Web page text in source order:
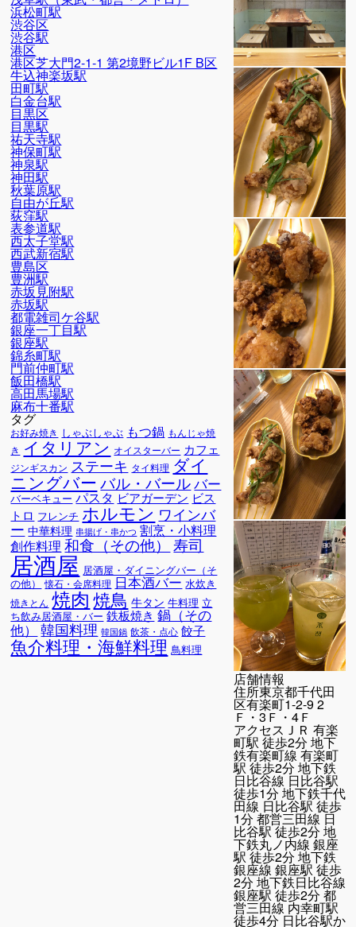
浜松町駅
渋谷区
渋谷駅
港区
港区芝大門2-1-1 第2境野ビル1F B区
牛込神楽坂駅
田町駅
白金台駅
目黒区
目黒駅
祐天寺駅
神保町駅
神泉駅
神田駅
秋葉原駅
自由が丘駅
荻窪駅
表参道駅
西太子堂駅
西武新宿駅
豊島区
豊洲駅
赤坂見附駅
赤坂駅
都電雑司ケ谷駅
銀座一丁目駅
銀座駅
錦糸町駅
門前仲町駅
飯田橋駅
高田馬場駅
麻布十番駅
タグ
お好み焼き しゃぶしゃぶ もつ鍋 もんじゃ焼
き イタリアン オイスターバー カフェ
ジンギスカン ステーキ タイ料理 ダイ
ニングバーバル・バールバー
バーベキュー パスタ ビアガーデン ビス
トロ フレンチ ホルモン ワインバ
ー 中華料理 串揚げ・串かつ 割烹・小料理
創作料理 和食（その他） 寿司
居酒屋 居酒屋・ダイニングバー（そ
の他）
懐石・会席料理 日本酒バー 水炊き
焼きとん 焼肉焼鳥 牛タン 牛料理 立
ち飲み居酒屋・バー 鉄板焼き 鍋（その
他） 韓国料理 韓国鍋 飲茶・点心 餃子
魚介料理・海鮮料理 鳥料理
店舗情報
住所東京都千代田
区有楽町1-2-9 2
Ｆ・3Ｆ・4Ｆ
アクセス ＪＲ 有楽
町駅 徒歩2分 地下
鉄有楽町線 有楽町
駅 徒歩2分 地下鉄
日比谷線 日比谷駅
徒歩1分 地下鉄千代
田線 日比谷駅 徒歩
1分 都営三田線 日
比谷駅 徒歩2分 地
下鉄丸ノ内線 銀座
駅 徒歩2分 地下鉄
銀座線 銀座駅 徒歩
2分 地下鉄日比谷線
銀座駅 徒歩2分 都
営三田線 内幸町駅
徒歩4分 日比谷駅か